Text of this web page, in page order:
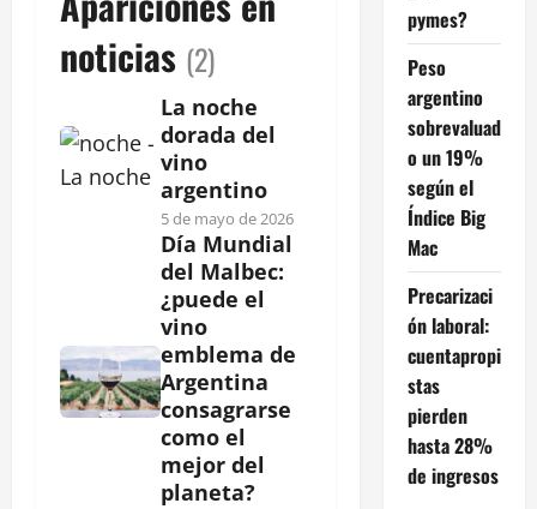
noticias (2)
La noche
dorada del
vino
argentino
5 de mayo de 2026
Día Mundial
del Malbec:
¿puede el
vino
emblema de
Argentina
consagrarse
como el
mejor del
planeta?
pymes?
Peso
argentino
sobrevaluad
o un 19%
según el
Índice Big
Mac
Precarizaci
ón laboral:
cuentapropi
stas
pierden
hasta 28%
de ingresos